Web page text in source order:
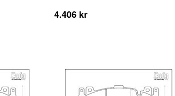
4.406 kr